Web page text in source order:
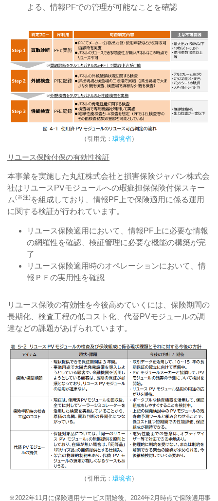
よる、情報PFでの管理が可能なことを確認
（引用元： 環境省）
リユース保険付保の有効性検証
本事業を実施した丸紅株式会社と損害保険ジャパン株式会
社はリユースPVモジュールへの瑕疵担保保険付保スキー
ム(※注)を組成しており、情報PF上で保険適用に係る運用
に関する検証が行われています。
リユース保険適用において、情報PF上に必要な情報
の網羅性を確認、検証管理に必要な機能の構築が完
了
リユース保険適用時のオペレーションにおいて、情
報ＰＦの実用性を確認
リユース保険の有効性を今後高めていくには、保険期間の
長期化、検査工程の低コスト化、代替PVモジュールの調
達などの課題があげられています。
（引用元： 環境省）
※2022年11月に保険適用サービス開始後、2024年2月時点で保険適用事